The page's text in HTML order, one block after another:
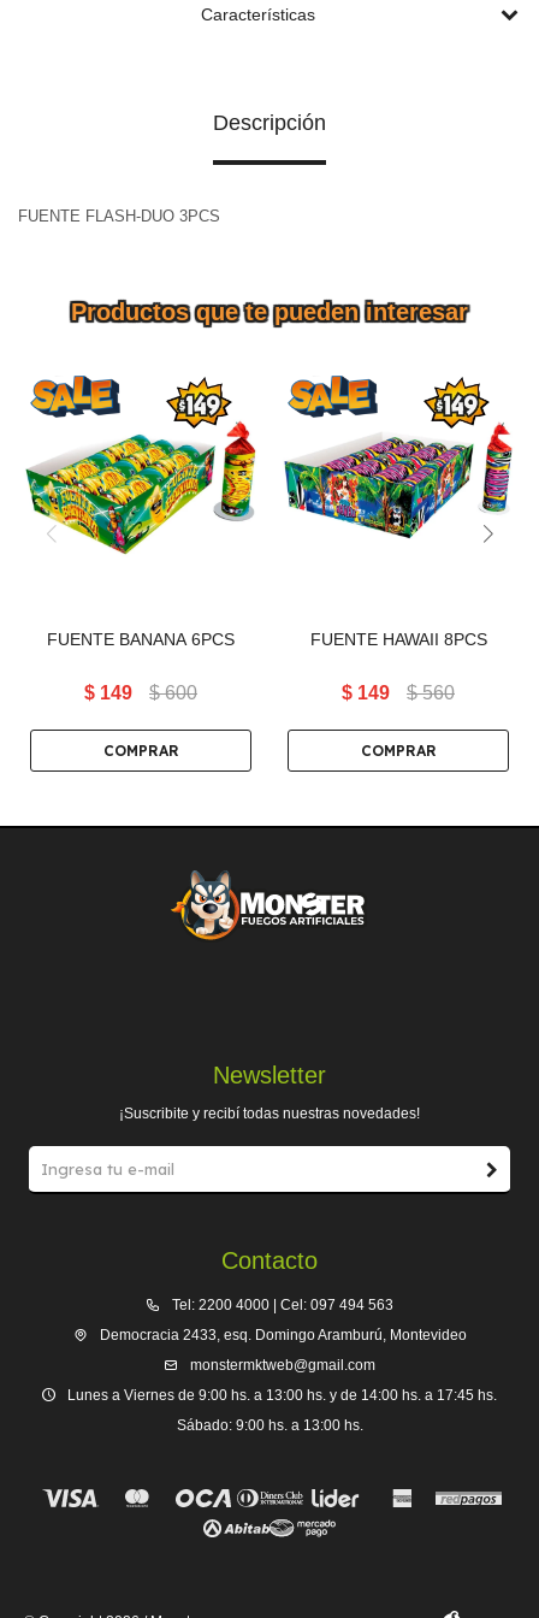
Características
Descripción
FUENTE FLASH-DUO 3PCS
Productos que te pueden interesar
FUENTE BANANA 6PCS
FUENTE BANANA 6PCS
$ 149 $ 600
FUENTE HAWAII 8PCS
FUENTE HAWAII 8PCS
$ 149 $ 560
Contacto
Tel: 2200 4000 | Cel: 097 494 563
Democracia 2433, esq. Domingo Aramburú, Montevideo
monstermktweb@gmail.com
Lunes a Viernes de 9:00 hs. a 13:00 hs. y de 14:00 hs. a 17:45 hs.
Sábado: 9:00 hs. a 13:00 hs.
Newsletter
¡Suscribite y recibí todas nuestras novedades!